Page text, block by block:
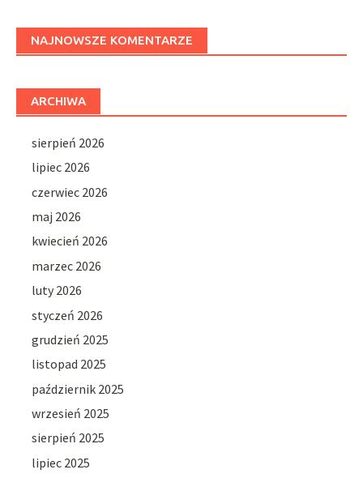
NAJNOWSZE KOMENTARZE
ARCHIWA
sierpień 2026
lipiec 2026
czerwiec 2026
maj 2026
kwiecień 2026
marzec 2026
luty 2026
styczeń 2026
grudzień 2025
listopad 2025
październik 2025
wrzesień 2025
sierpień 2025
lipiec 2025